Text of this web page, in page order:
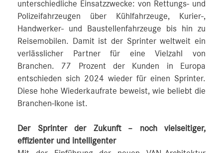
unterschiedliche Einsatzzwecke: von Rettungs- und
Polizeifahrzeugen über Kühlfahrzeuge, Kurier-,
Handwerker- und Baustellenfahrzeuge bis hin zu
Reisemobilen. Damit ist der Sprinter weltweit ein
verlässlicher Partner für eine Vielzahl von
Branchen. 77 Prozent der Kunden in Europa
entschieden sich 2024 wieder für einen Sprinter.
Diese hohe Wiederkaufrate beweist, wie beliebt die
Branchen-Ikone ist.
Der Sprinter der Zukunft – noch vielseitiger,
effizienter und intelligenter